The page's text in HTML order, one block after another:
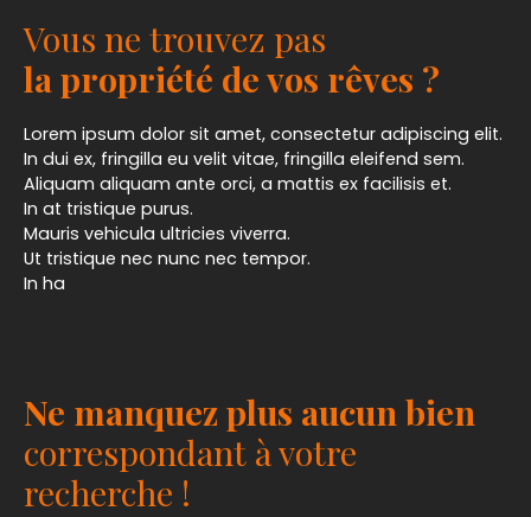
Vous ne trouvez pas
la propriété de vos rêves ?
Lorem ipsum dolor sit amet, consectetur adipiscing elit.
In dui ex, fringilla eu velit vitae, fringilla eleifend sem.
Aliquam aliquam ante orci, a mattis ex facilisis et.
In at tristique purus.
Mauris vehicula ultricies viverra.
Ut tristique nec nunc nec tempor.
In ha
Ne manquez plus aucun bien
correspondant à votre
recherche !